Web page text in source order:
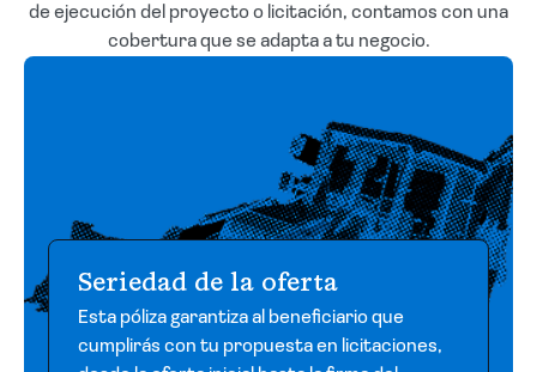
de ejecución del proyecto o licitación, contamos con una
cobertura que se adapta a tu negocio.
Seriedad de la oferta
Esta póliza garantiza al beneficiario que
cumplirás con tu propuesta en licitaciones,